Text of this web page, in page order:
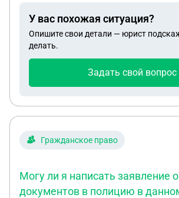
выйти замуж по справке о
приюта? так же я прописана в
крае, а обучаюсь в колледже в
области, что будет с моей учебой?
У вас похожая ситуация?
Опишите свои детали — юрист
делать.
Задать свой вопрос
Гражданское право
Могу ли я написать заявление
документов в полицию в